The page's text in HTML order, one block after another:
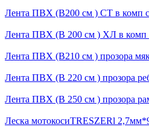
Лента ПВХ (В200 см ) СТ в комп
Лента ПВХ (В 200 см ) ХЛ в комп
Лента ПВХ (В210 см ) прозора
Лента ПВХ (В 220 см ) прозора
Лента ПВХ (В 250 см ) прозора
Леска мотокосиTRESZERl